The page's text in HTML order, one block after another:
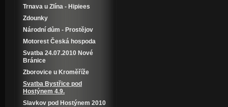
Trnava u Zlína - Hipiees
Zdounky
Národní dům - Prostějov
Motorest Česká hospoda
Svatba 24.07.2010 Nové
Bránice
Zborovice u Kroměříže
Svatba Bystřice pod
Hostýnem 4.9.
Slavkov pod Hostýnem 2010